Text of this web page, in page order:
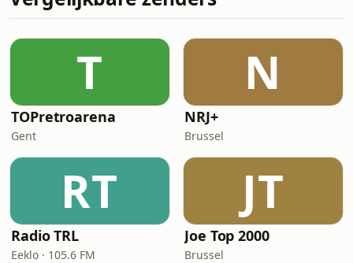
T
TOPretroarena
Gent
N
NRJ+
Brussel
RT
Radio TRL
Eeklo · 105.6 FM
JT
Joe Top 2000
Brussel